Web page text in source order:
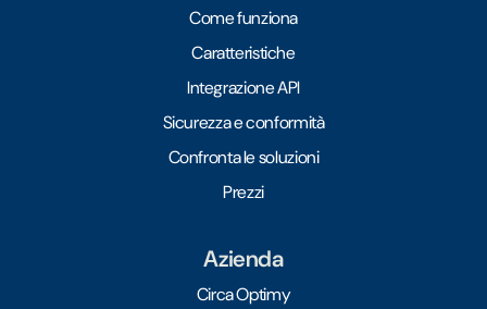
Come funziona
Caratteristiche
Integrazione API
Sicurezza e conformità
Confronta le soluzioni
Prezzi
Azienda
Circa Optimy